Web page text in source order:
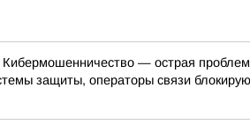
— острая
защиты, операторы связи